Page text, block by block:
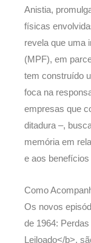
Anistia,
físicas
revela que uma
(MPF), em
tem construído
foca na
empresas que
ditadura –,
memória em
e aos
Como
Os novos
de 1964:
Leiloado</b>,